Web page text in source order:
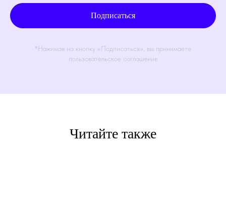
Подписаться
*Нажимая на кнопку «Подписаться», вы принимаете
пользовательское соглашение
Читайте также